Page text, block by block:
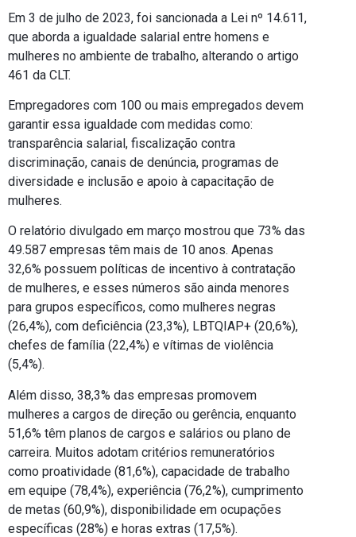
Em 3 de julho de 2023, foi sancionada a Lei nº 14.611,
que aborda a igualdade salarial entre homens e
mulheres no ambiente de trabalho, alterando o artigo
461 da CLT.
Empregadores com 100 ou mais empregados devem
garantir essa igualdade com medidas como:
transparência salarial, fiscalização contra
discriminação, canais de denúncia, programas de
diversidade e inclusão e apoio à capacitação de
mulheres.
O relatório divulgado em março mostrou que 73% das
49.587 empresas têm mais de 10 anos. Apenas
32,6% possuem políticas de incentivo à contratação
de mulheres, e esses números são ainda menores
para grupos específicos, como mulheres negras
(26,4%), com deficiência (23,3%), LBTQIAP+ (20,6%),
chefes de família (22,4%) e vítimas de violência
(5,4%).
Além disso, 38,3% das empresas promovem
mulheres a cargos de direção ou gerência, enquanto
51,6% têm planos de cargos e salários ou plano de
carreira. Muitos adotam critérios remuneratórios
como proatividade (81,6%), capacidade de trabalho
em equipe (78,4%), experiência (76,2%), cumprimento
de metas (60,9%), disponibilidade em ocupações
específicas (28%) e horas extras (17,5%).